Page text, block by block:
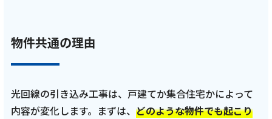
物件共通の理由
光回線の引き込み工事は、戸建てか集合住宅かによって
内容が変化します。まずは、 どのような物件でも起こり